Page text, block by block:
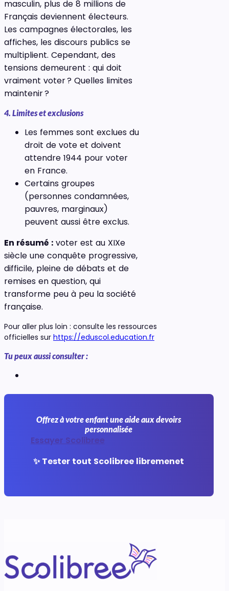
masculin, plus de 8 millions de
Français deviennent électeurs.
Les campagnes électorales, les
affiches, les discours publics se
multiplient. Cependant, des
tensions demeurent : qui doit
vraiment voter ? Quelles limites
maintenir ?
4. Limites et exclusions
Les femmes sont exclues du
droit de vote et doivent
attendre 1944 pour voter
en France.
Certains groupes
(personnes condamnées,
pauvres, marginaux)
peuvent aussi être exclus.
En résumé : voter est au XIXe
siècle une conquête progressive,
difficile, pleine de débats et de
remises en question, qui
transforme peu à peu la société
française.
Pour aller plus loin : consulte les ressources
officielles sur https://eduscol.education.fr
Tu peux aussi consulter :
Offrez à votre enfant une aide aux devoirs
personnalisée
Essayer Scolibree
✨ Tester tout Scolibree libremenet